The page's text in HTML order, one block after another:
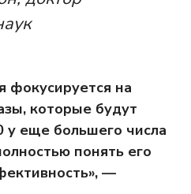
фокусируется на
которые будут
у еще большего числа
понять его
—